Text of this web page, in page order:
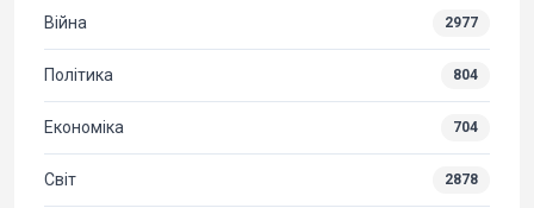
Війна 2977
Політика 804
Економіка 704
Світ 2878